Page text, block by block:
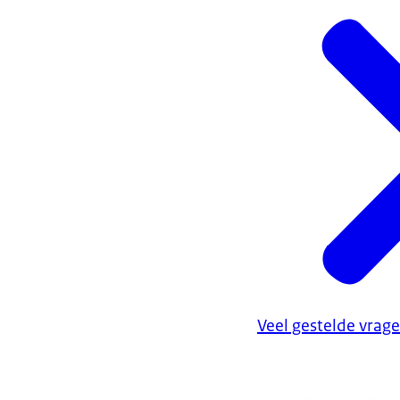
Veel gestelde